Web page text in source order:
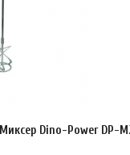
Миксер Dino-Power DP-